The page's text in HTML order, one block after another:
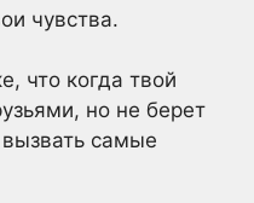
чувства.
что когда твой
но не берет
самые